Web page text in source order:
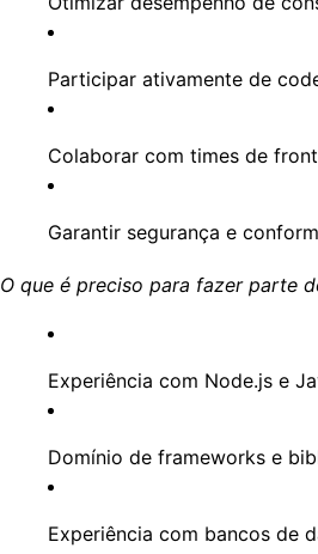
Participar ativamente de
Colaborar com times de
Garantir segurança e
O que é preciso para fazer parte
Experiência com Node.js e
Domínio de frameworks e
Experiência com bancos de